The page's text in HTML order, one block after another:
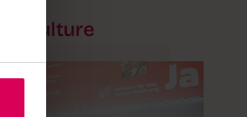
Agriculture